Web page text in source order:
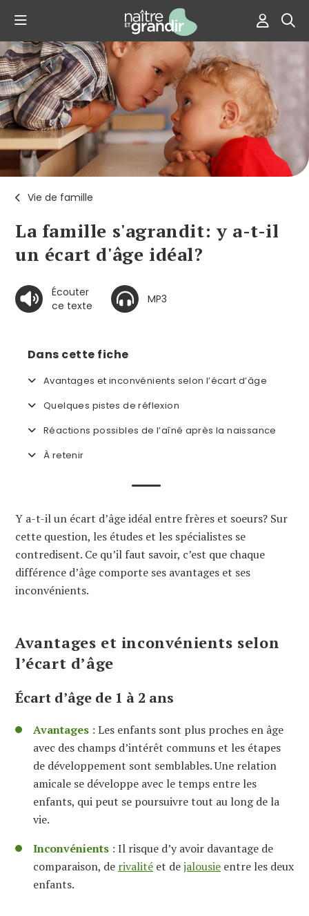
Vie de famille
La famille s'agrandit: y a-t-il
un écart d'âge idéal?
Écouter
ce texte
MP3
Dans cette fiche
Avantages et inconvénients selon l’écart d’âge
Quelques pistes de réflexion
Réactions possibles de l’aîné après la naissance
À retenir
Y a-t-il un écart d’âge idéal entre frères et soeurs? Sur
cette question, les études et les spécialistes se
contredisent. Ce qu’il faut savoir, c’est que chaque
différence d’âge comporte ses avantages et ses
inconvénients.
Avantages et inconvénients selon
l’écart d’âge
Écart d’âge de 1 à 2 ans
Avantages :Les enfants sont plus proches en âge
avec des champs d’intérêt communs et les étapes
de développement sont semblables. Une relation
amicale se développe avec le temps entre les
enfants, qui peut se poursuivre tout au long de la
vie.
Inconvénients :Il risque d’y avoir davantage de
comparaison, de rivalité et dejalousie entre les deux
enfants.